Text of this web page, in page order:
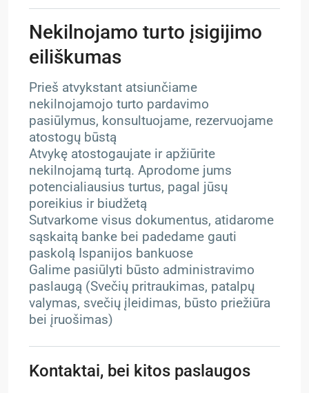
Nekilnojamo turto įsigijimo
eiliškumas
Prieš atvykstant atsiunčiame
nekilnojamojo turto pardavimo
pasiūlymus, konsultuojame, rezervuojame
atostogų būstą
Atvykę atostogaujate ir apžiūrite
nekilnojamą turtą. Aprodome jums
potencialiausius turtus, pagal jūsų
poreikius ir biudžetą
Sutvarkome visus dokumentus, atidarome
sąskaitą banke bei padedame gauti
paskolą Ispanijos bankuose
Galime pasiūlyti būsto administravimo
paslaugą (Svečių pritraukimas, patalpų
valymas, svečių įleidimas, būsto priežiūra
bei įruošimas)
Kontaktai, bei kitos paslaugos